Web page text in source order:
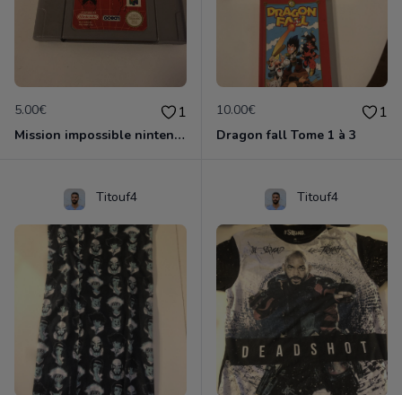
5.00€ 1
Mission impossible nintendo 64
10.00€ 1
Dragon fall Tome 1 à 3
Titouf4 Titouf4